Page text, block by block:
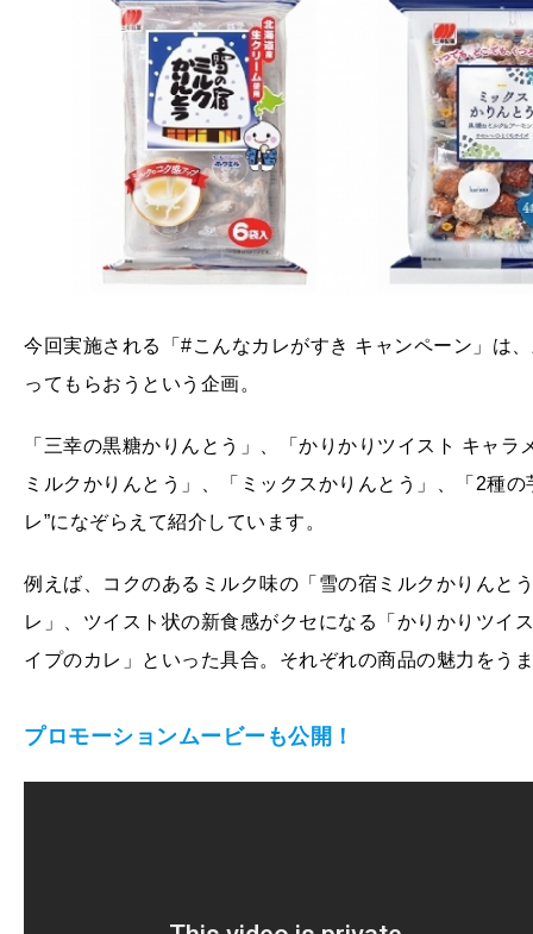
今回実施される「#こんなカレがすき キャンペーン」は
ってもらおうという企画。
「三幸の黒糖かりんとう」、「かりかりツイスト キャ
ミルクかりんとう」、「ミックスかりんとう」、「2種
レ”になぞらえて紹介しています。
例えば、コクのあるミルク味の「雪の宿ミルクかりんと
レ」、ツイスト状の新食感がクセになる「かりかりツイ
イプのカレ」といった具合。それぞれの商品の魅力をう
プロモーションムービーも公開！